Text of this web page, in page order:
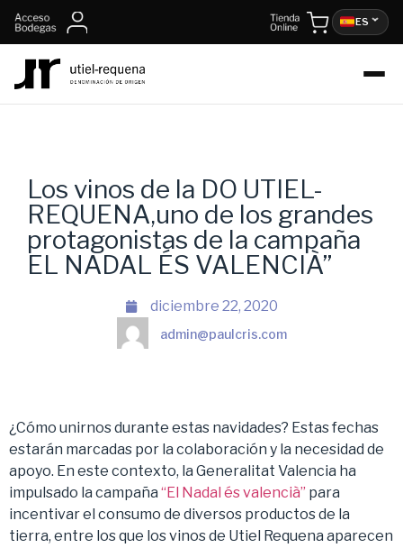
ES
Los vinos de la DO UTIEL-
REQUENA,uno de los grandes
protagonistas de la campaña
EL NADAL ÉS VALENCIÀ”
diciembre 22, 2020
admin@paulcris.com
¿Cómo unirnos durante estas navidades? Estas fechas
estarán marcadas por la colaboración y la necesidad de
apoyo. En este contexto, la Generalitat Valencia ha
impulsado la campaña “El Nadal és valencià” para
incentivar el consumo de diversos productos de la
tierra, entre los que los vinos de Utiel Requena aparecen